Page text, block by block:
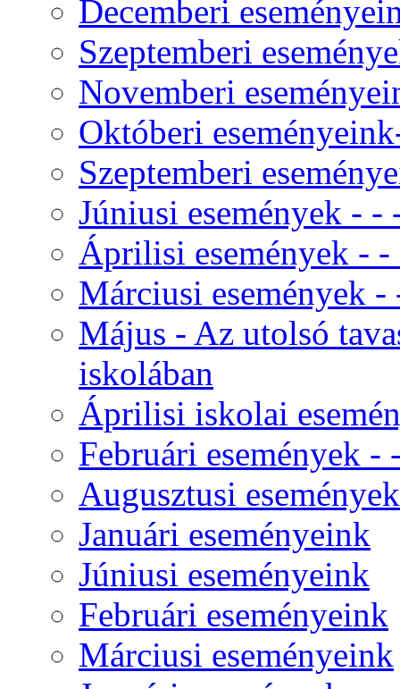
Decemberi
Szeptemberi
Novemberi
Októberi
Szeptemberi
Júniusi események -
Áprilisi események -
Márciusi események
Május - Az utolsó
iskolában
Áprilisi iskolai
Februári események
Augusztusi események
Januári eseményeink
Júniusi eseményeink
Februári eseményeink
Márciusi eseményeink